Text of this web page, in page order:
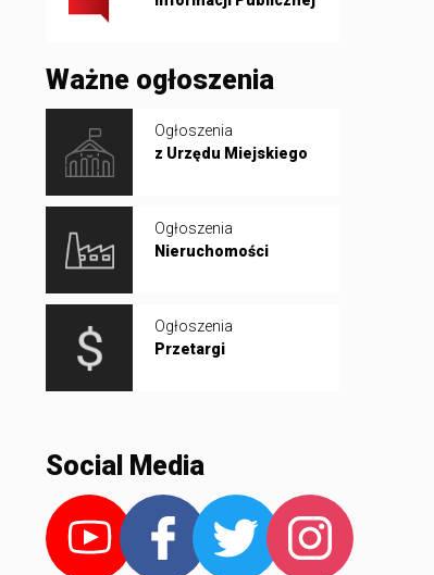
Ważne ogłoszenia
Ogłoszenia
z Urzędu Miejskiego
Ogłoszenia
Nieruchomości
Ogłoszenia
Przetargi
Social Media